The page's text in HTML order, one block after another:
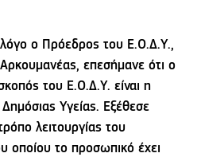
λόγο ο Πρόεδρος του Ε.Ο.Δ.Υ.,
επεσήμανε ότι ο
του Ε.Ο.Δ.Υ. είναι η
Υγείας. Εξέθεσε
λειτουργίας του
οποίου το προσωπικό έχει